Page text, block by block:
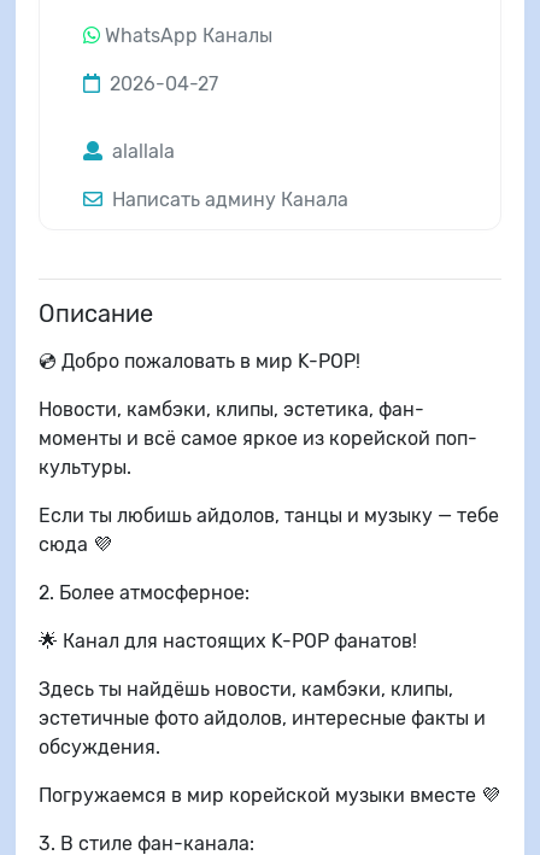
WhatsApp Каналы
2026-04-27
alallala
Написать админу Канала
Описание
💿 Добро пожаловать в мир K-POP!
Новости, камбэки, клипы, эстетика, фан-
моменты и всё самое яркое из корейской поп-
культуры.
Если ты любишь айдолов, танцы и музыку — тебе
сюда 💜
2. Более атмосферное:
🌟 Канал для настоящих K-POP фанатов!
Здесь ты найдёшь новости, камбэки, клипы,
эстетичные фото айдолов, интересные факты и
обсуждения.
Погружаемся в мир корейской музыки вместе 💜
3. В стиле фан-канала: